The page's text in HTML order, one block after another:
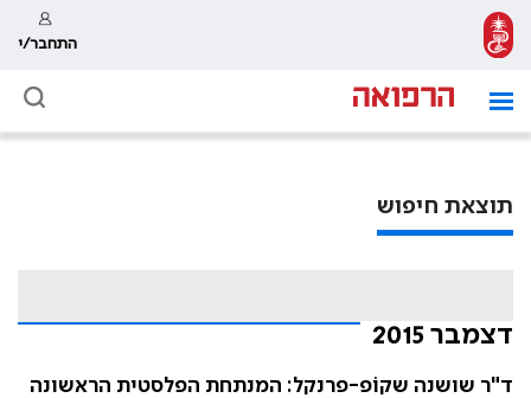
התחבר/י
תוצאת חיפוש
דצמבר 2015
ד"ר שושנה שקוֹפ-פרנקל: המנתחת הפלסטית הראשונה